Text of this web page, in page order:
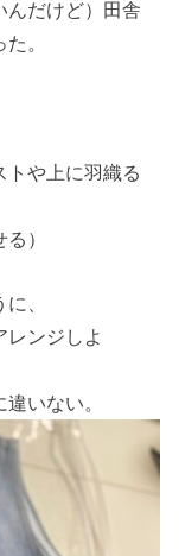
んだけど）田舎
。
トや上に羽織る
）
、
レンジしよ
いない。